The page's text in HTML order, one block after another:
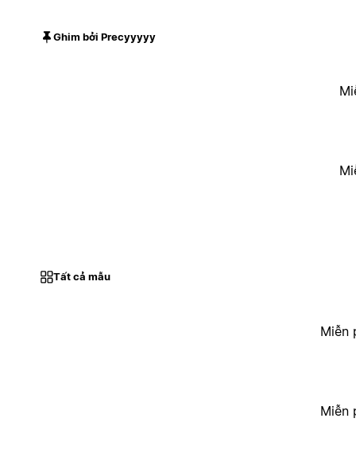
Ghim bởi Precyyyyy
Tất cả mẫu
Miễn
Miễn